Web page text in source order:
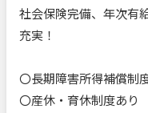
社会保険完備、年次有
充実！
〇長期障害所得補償制
〇産休・育休制度あり